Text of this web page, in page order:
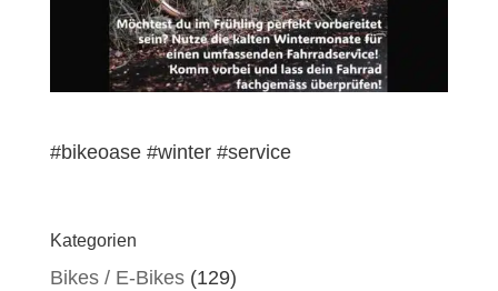
#bikeoase #winter #service
Kategorien
Bikes / E-Bikes (129)